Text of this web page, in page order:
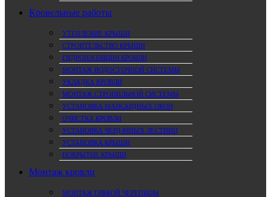
Кровельные работы
УТЕПЛЕНИЕ КРЫШИ
СТРОИТЕЛЬСТВО КРЫШИ
ГИДРОИЗОЛЯЦИЯ КРОВЛИ
МОНТАЖ ВОДОСТОЧНОЙ СИСТЕМЫ
УКЛАДКА КРОВЛИ
МОНТАЖ СТРОПИЛЬНОЙ СИСТЕМЫ
УСТАНОВКА МАНСАРДНЫХ ОКОН
ОЧИСТКА КРОВЛИ
УСТАНОВКА ЧЕРДАЧНЫХ ЛЕСТНИЦ
УСТАНОВКА КРЫШИ
ПОКРЫТИЕ КРЫШИ
Монтаж кровли
МОНТАЖ ГИБКОЙ ЧЕРЕПИЦЫ